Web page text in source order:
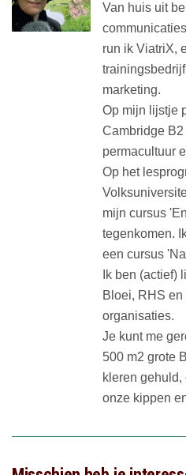
Van huis uit
run ik ViatriX,
marketing.
Op mijn lijstje
Cambridge
permacultuur
Op het
mijn cursus
tegenkomen.
een cursus
Ik ben (actief)
Bloei, RHS
organisaties.
Je kunt me
500 m2 grote
kleren
onze kippen